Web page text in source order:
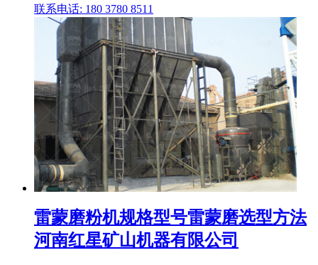
联系电话: 180 3780 8511
雷蒙磨粉机规格型号雷蒙磨选型方法
河南红星矿山机器有限公司